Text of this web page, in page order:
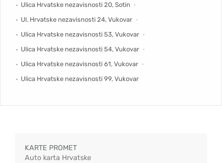
Ulica Hrvatske nezavisnosti 20, Sotin
Ul. Hrvatske nezavisnosti 24, Vukovar
Ulica Hrvatske nezavisnosti 53, Vukovar
Ulica Hrvatske nezavisnosti 54, Vukovar
Ulica Hrvatske nezavisnosti 61, Vukovar
Ulica Hrvatske nezavisnosti 99, Vukovar
KARTE PROMET
Auto karta Hrvatske